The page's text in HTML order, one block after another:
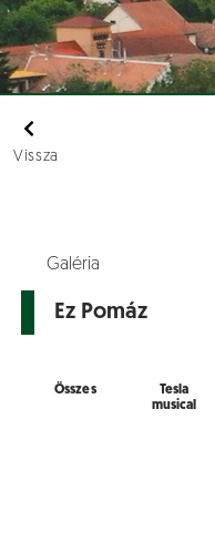
Vissza
Galéria
Ez Pomáz
Összes
Tesla
musical
Aloldalak []